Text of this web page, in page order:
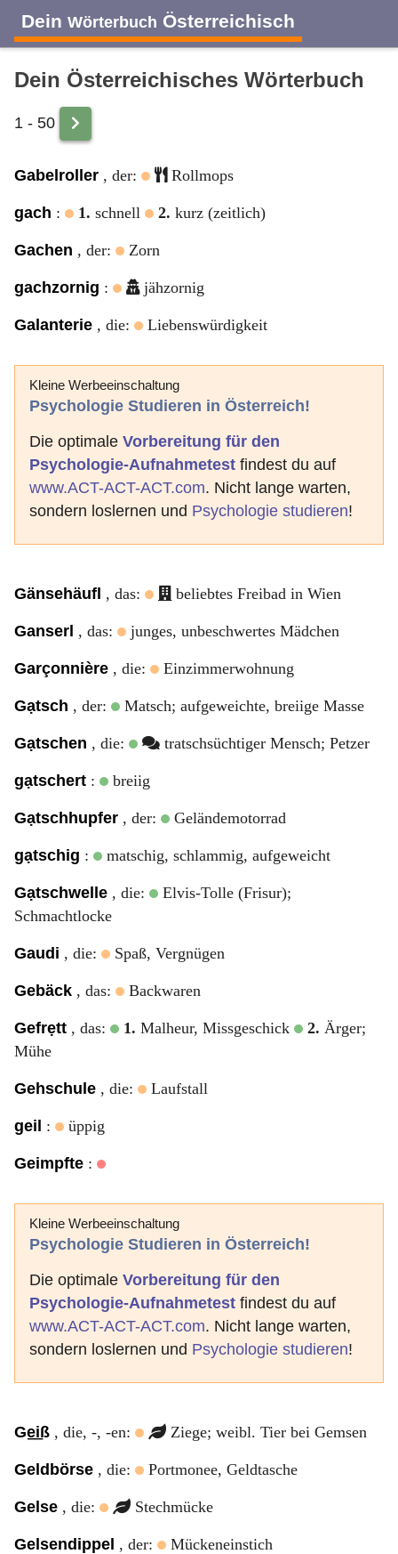
Dein Wörterbuch Österreichisch
B
J K L M N O
V W
Dein Österreichisches Wörterbuch
1 - 50
Gabelroller , der: Rollmops
gach : 1. schnell 2. kurz (zeitlich)
Gachen , der: Zorn
gachzornig : jähzornig
Galanterie , die: Liebenswürdigkeit
Kleine Werbeeinschaltung
Psychologie Studieren in Österreich!
Die optimale Vorbereitung für den
Psychologie-Aufnahmetest findest du auf
www.ACT-ACT-ACT.com. Nicht lange warten,
sondern loslernen und Psychologie studieren!
Gänsehäufl , das: beliebtes Freibad in Wien
Ganserl , das: junges, unbeschwertes Mädchen
Garçonnière , die: Einzimmerwohnung
Gạtsch , der: Matsch; aufgeweichte, breiige Masse
Gạtschen , die: tratschsüchtiger Mensch; Petzer
gạtschert : breiig
Gạtschhupfer , der: Geländemotorrad
gạtschig : matschig, schlammig, aufgeweicht
Gạtschwelle , die:
Elvis-Tolle (Frisur);
Schmachtlocke
Gaudi , die: Spaß, Vergnügen
Gebäck , das: Backwaren
Gefrẹtt , das: 1. Malheur, Missgeschick 2. Ärger;
Mühe
Gehschule , die: Laufstall
geil : üppig
Geimpfte :
Kleine Werbeeinschaltung
Psychologie Studieren in Österreich!
Die optimale Vorbereitung für den
Psychologie-Aufnahmetest findest du auf
www.ACT-ACT-ACT.com. Nicht lange warten,
sondern loslernen und Psychologie studieren!
Ge͟iß , die, -, -en: Ziege; weibl. Tier bei Gemsen
Geldbörse , die: Portmonee, Geldtasche
Gelse , die: Stechmücke
Gelsendippel , der: Mückeneinstich